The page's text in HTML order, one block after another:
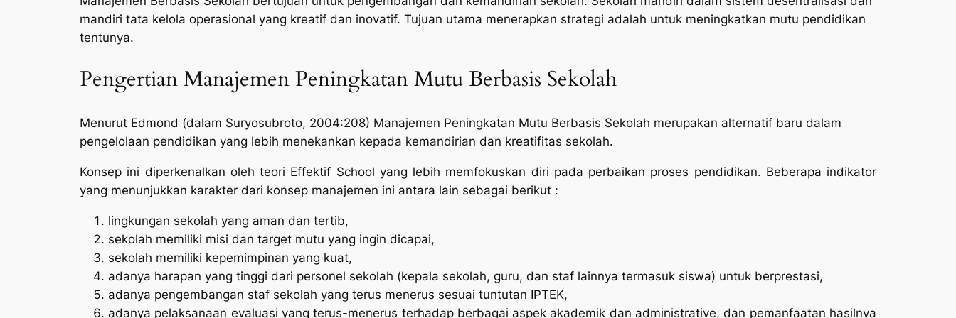
mandiri tata kelola operasional yang kreatif dan inovatif. Tujuan utama menerapkan strategi adalah untuk meningkatkan mutu pendidikan
tentunya.
Pengertian Manajemen Peningkatan Mutu Berbasis Sekolah
Menurut Edmond (dalam Suryosubroto, 2004:208) Manajemen Peningkatan Mutu Berbasis Sekolah merupakan alternatif baru dalam
pengelolaan pendidikan yang lebih menekankan kepada kemandirian dan kreatifitas sekolah.
Konsep ini diperkenalkan oleh teori Effektif School yang lebih memfokuskan diri pada perbaikan proses pendidikan. Beberapa indikator
yang menunjukkan karakter dari konsep manajemen ini antara lain sebagai berikut :
lingkungan sekolah yang aman dan tertib,
sekolah memiliki misi dan target mutu yang ingin dicapai,
sekolah memiliki kepemimpinan yang kuat,
adanya harapan yang tinggi dari personel sekolah (kepala sekolah, guru, dan staf lainnya termasuk siswa) untuk berprestasi,
adanya pengembangan staf sekolah yang terus menerus sesuai tuntutan IPTEK,
adanya pelaksanaan evaluasi yang terus-menerus terhadap berbagai aspek akademik dan administrative, dan pemanfaatan hasilnya